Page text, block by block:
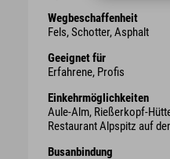
Wegbeschaffenheit
Fels, Schotter, Asphalt
Geeignet für
Erfahrene, Profis
Einkehrmöglichkeiten
Aule-Alm, Rießerkopf-
Restaurant Alpspitz auf
Busanbindung